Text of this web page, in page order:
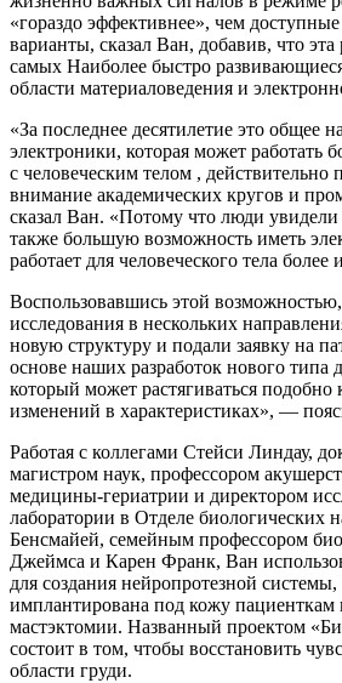
«гораздо эффективнее», чем
варианты, сказал Ван, добавив, что
самых Наиболее быстро
области материаловедения и
«За последнее десятилетие это общее
электроники, которая может работать
с человеческим телом , действительно
внимание академических кругов и
сказал Ван. «Потому что люди
также большую возможность иметь
работает для человеческого тела
Воспользовавшись этой
исследования в нескольких
новую структуру и подали заявку на
основе наших разработок нового типа
который может растягиваться подобно
изменений в характеристиках», —
Работая с коллегами Стейси Линдау,
магистром наук, профессором
медицины-гериатрии и директором
лаборатории в Отделе биологических
Бенсмайей, семейным профессором
Джеймса и Карен Франк, Ван
для создания нейропротезной системы,
имплантирована под кожу пациенткам
мастэктомии. Названный проектом
состоит в том, чтобы восстановить
области груди.